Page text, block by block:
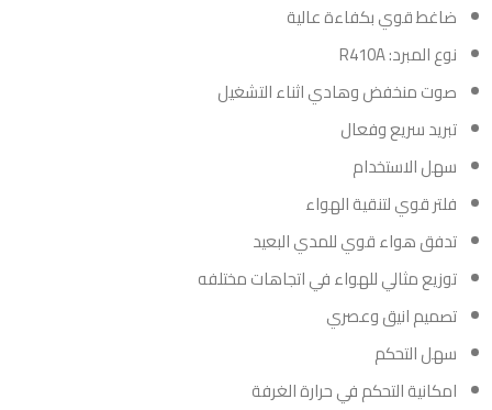
ضاغط قوي بكفاءة عالية
نوع المبرد: R410A
صوت منخفض وهادي اثناء التشغيل
تبريد سريع وفعال
سهل الاستخدام
فلتر قوي لتنقية الهواء
تدفق هواء قوي للمدي البعيد
توزيع مثالي للهواء في اتجاهات مختلفه
تصميم انيق وعصري
سهل التحكم
امكانية التحكم في حرارة الغرفة